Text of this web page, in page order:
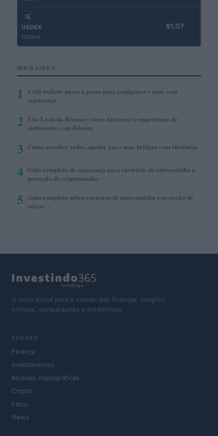
USDEX
(USDEX)
$1.07
MAIS LIDOS
1
Cold wallets: passo a passo para configurar e usar com
segurança
2 Lite Loan da Binance: como funciona o empréstimo de
stablecoins com Bitcoin
3 Como escolher redes, ajustar gas e usar bridges com eficiência
4 Guia completo de segurança para carteiras de autocustódia e
proteção de criptomoedas
5 Guia completo sobre carteiras de autocustódia e proteção de
ativos
O novo portal para o mundo das finanças. Insights,
notícias, comparações e estatísticas.
SEÇÕES
Finança
Investimentos
Moedas criptográficas
Crypto
Fisco
News